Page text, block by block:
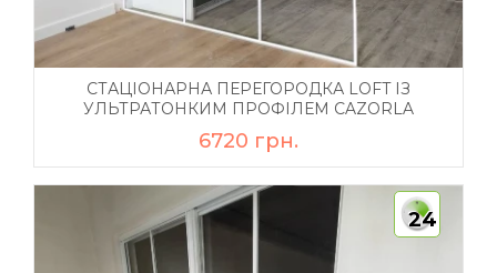
СТАЦІОНАРНА ПЕРЕГОРОДКА LOFT ІЗ
УЛЬТРАТОНКИМ ПРОФІЛЕМ CAZORLA
6720 грн.
24